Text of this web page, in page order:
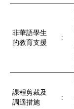
非華語學生
的教育支援
:
課程剪裁及
調適措施
: